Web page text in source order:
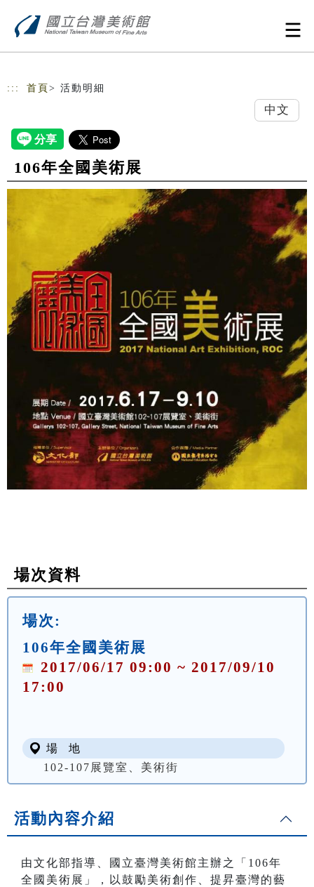
::: 首頁 > 活動明細
中文
106年全國美術展
場次資料
場次:
106年全國美術展
2017/06/17 09:00 ~ 2017/09/10
17:00
場 地
102-107展覽室、美術街
活動內容介紹
由文化部指導、國立臺灣美術館主辦之「106年
全國美術展」，以鼓勵美術創作、提昇臺灣的藝